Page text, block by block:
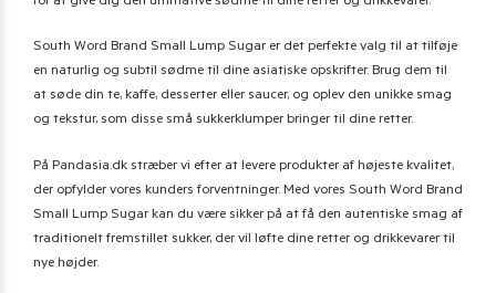
South Word Brand Small Lump Sugar er det perfekte valg til at tilføje
en naturlig og subtil sødme til dine asiatiske opskrifter. Brug dem til
at søde din te, kaffe, desserter eller saucer, og oplev den unikke smag
og tekstur, som disse små sukkerklumper bringer til dine retter.
På Pandasia.dk stræber vi efter at levere produkter af højeste kvalitet,
der opfylder vores kunders forventninger. Med vores South Word Brand
Small Lump Sugar kan du være sikker på at få den autentiske smag af
traditionelt fremstillet sukker, der vil løfte dine retter og drikkevarer til
nye højder.